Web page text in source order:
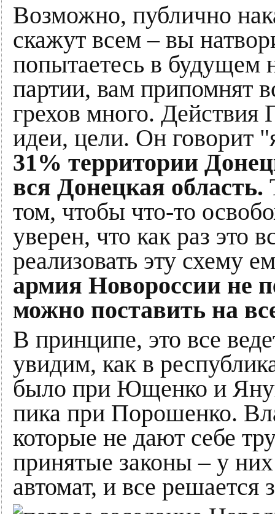
Возможно, публично
скажут всем – вы
попытаетесь в будущем
партии, вам припомнят
грехов много.
идеи, цели. Он говорит
31% территории
вся Донецкая область.
том, чтобы что-то
уверен, что как раз это
реализовать эту схему
армия Новороссии не
можно поставить на
В принципе, это все
увидим, как в
было при Ющенко и
пика при Порошенко.
которые не дают себе
принятые законы – у них
автомат, и все решается